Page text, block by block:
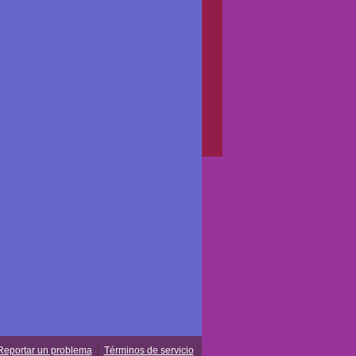
un problema | Términos de servicio